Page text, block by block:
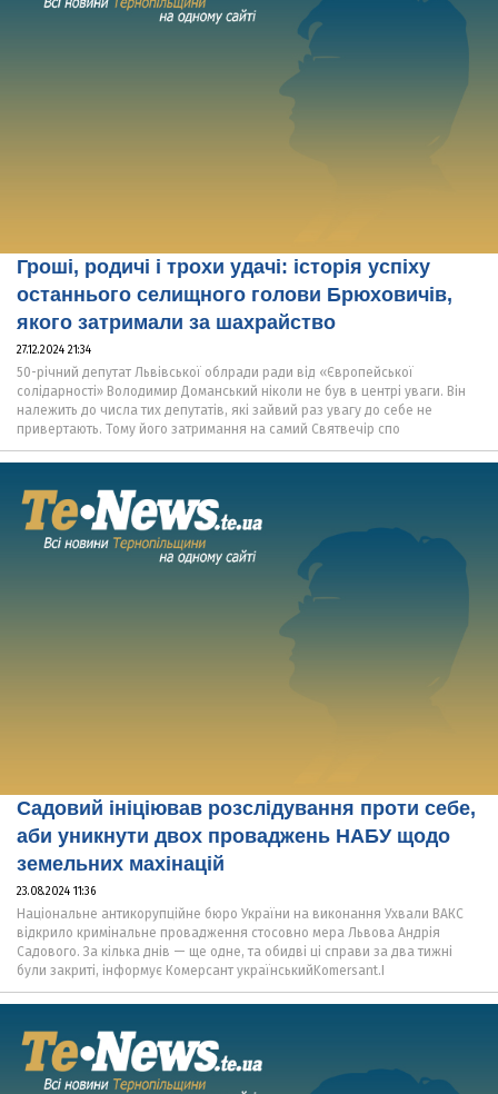
Гроші, родичі і трохи удачі: історія успіху
останнього селищного голови Брюховичів,
якого затримали за шахрайство
27.12.2024 21:34
50-річний депутат Львівської облради ради від «Європейської
солідарності» Володимир Доманський ніколи не був в центрі уваги. Він
належить до числа тих депутатів, які зайвий раз увагу до себе не
привертають. Тому його затримання на самий Святвечір спо
Садовий ініціював розслідування проти себе,
аби уникнути двох проваджень НАБУ щодо
земельних махінацій
23.08.2024 11:36
Національне антикорупційне бюро України на виконання Ухвали ВАКС
відкрило кримінальне провадження стосовно мера Львова Андрія
Садового. За кілька днів — ще одне, та обидві ці справи за два тижні
були закриті, інформує Комерсант українськийKomersant.I